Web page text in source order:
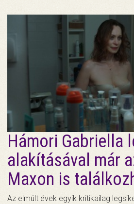
Hámori Gabriella
alakításával már
Maxon is
Az elmúlt évek egyik kritikailag